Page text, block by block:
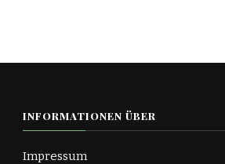
INFORMATIONEN ÜBER
Impressum